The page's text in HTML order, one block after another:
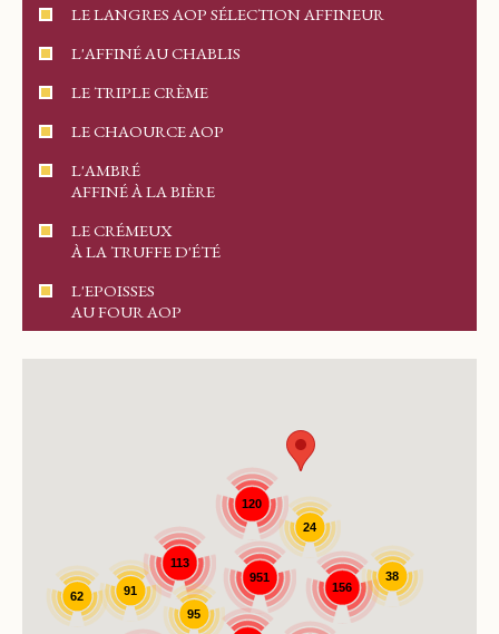
LE LANGRES AOP SÉLECTION AFFINEUR
L'AFFINÉ AU CHABLIS
LE TRIPLE CRÈME
LE CHAOURCE AOP
L'AMBRÉ
AFFINÉ À LA BIÈRE
LE CRÉMEUX
À LA TRUFFE D'ÉTÉ
L'EPOISSES
AU FOUR AOP
951
156
62
24
113
91
95
120
38